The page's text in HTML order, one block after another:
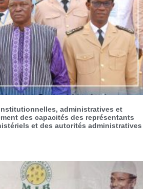
administratives et
des capacités des représentants
et des autorités administratives